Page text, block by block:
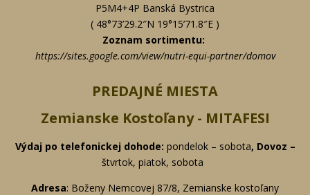
P5M4+4P Banská Bystrica
( 48°73’29.2″N 19°15’71.8″E )
Zoznam sortimentu:
https://sites.google.com/view/nutri-equi-partner/domov
PREDAJNÉ MIESTA
Zemianske Kostoľany - MITAFESI
Výdaj po telefonickej dohode: pondelok – sobota, Dovoz –
štvrtok, piatok, sobota
Adresa: Boženy Nemcovej 87/8, Zemianske kostoľany